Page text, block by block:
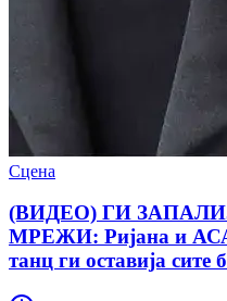
Сцена
(ВИДЕО) ГИ
МРЕЖИ: Ријана и
танц ги оставија сите